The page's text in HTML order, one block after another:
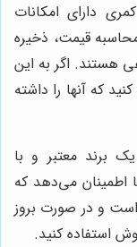
دارای امکانات
قیمت، ذخیره
هستند. اگر به این
که آنها را داشته
برند معتبر و با
اطمینان می‌دهد که
است و در صورت بروز
استفاده کنید.